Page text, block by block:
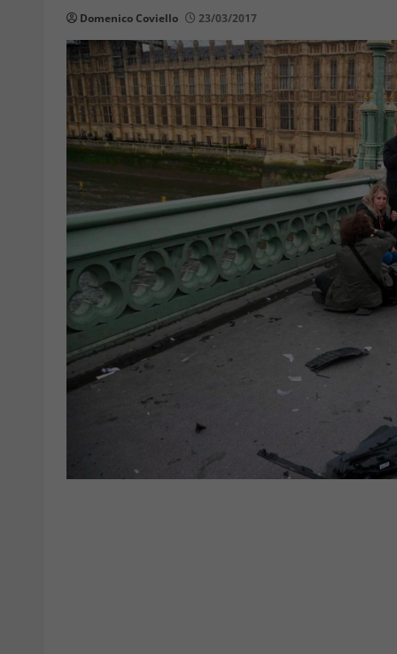
Domenico Coviello 23/03/2017